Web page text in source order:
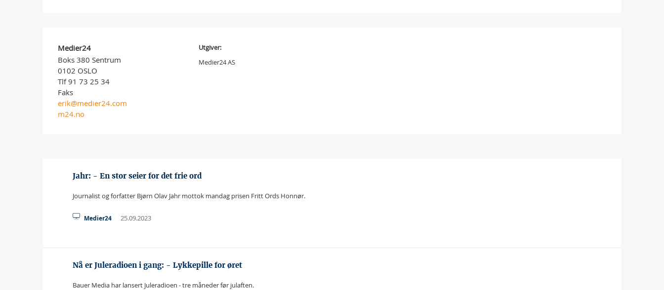
Medier24
Boks 380 Sentrum
0102 OSLO
Tlf 91 73 25 34
Faks
erik@medier24.com
m24.no
Utgiver:
Medier24 AS
Jahr: - En stor seier for det frie ord
Journalist og forfatter Bjørn Olav Jahr mottok mandag prisen Fritt Ords Honnør.
Medier24 25.09.2023
Nå er Juleradioen i gang: - Lykkepille for øret
Bauer Media har lansert Juleradioen - tre måneder før julaften.